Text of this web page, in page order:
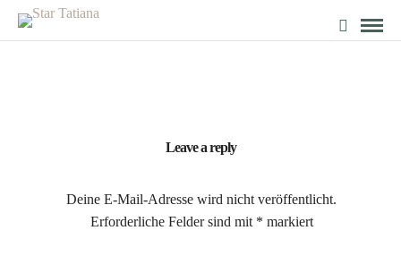
Leave a reply
Deine E-Mail-Adresse wird nicht veröffentlicht.
Erforderliche Felder sind mit * markiert